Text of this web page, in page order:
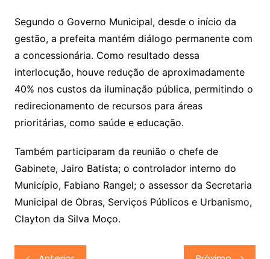
Segundo o Governo Municipal, desde o início da
gestão, a prefeita mantém diálogo permanente com
a concessionária. Como resultado dessa
interlocução, houve redução de aproximadamente
40% nos custos da iluminação pública, permitindo o
redirecionamento de recursos para áreas
prioritárias, como saúde e educação.
Também participaram da reunião o chefe de
Gabinete, Jairo Batista; o controlador interno do
Município, Fabiano Rangel; o assessor da Secretaria
Municipal de Obras, Serviços Públicos e Urbanismo,
Clayton da Silva Moço.
Navegação